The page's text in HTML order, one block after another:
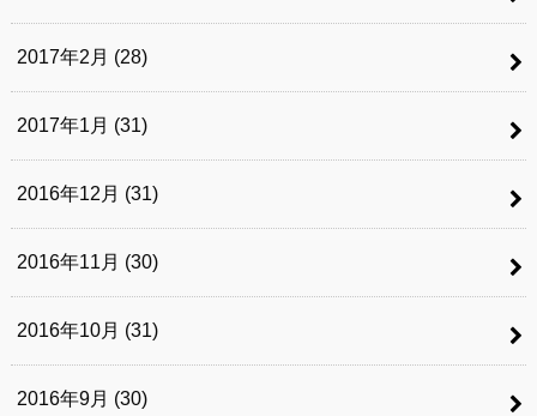
2017年2月 (28)
2017年1月 (31)
2016年12月 (31)
2016年11月 (30)
2016年10月 (31)
2016年9月 (30)